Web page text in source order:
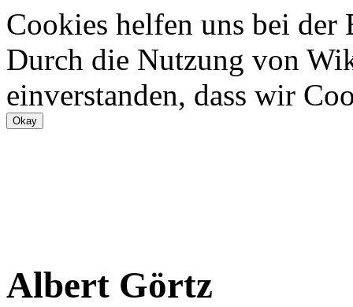
Cookies helfen uns bei
Durch die Nutzung von
einverstanden, dass wir
Albert Görtz